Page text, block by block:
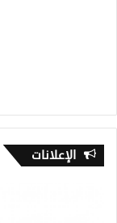
الإعلانات